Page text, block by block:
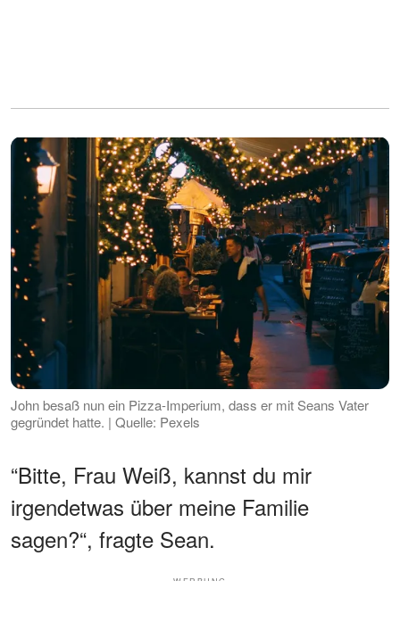
John besaß nun ein Pizza-Imperium, dass er mit Seans Vater
gegründet hatte. | Quelle: Pexels
“Bitte, Frau Weiß, kannst du mir
irgendetwas über meine Familie
sagen?“, fragte Sean.
WERBUNG